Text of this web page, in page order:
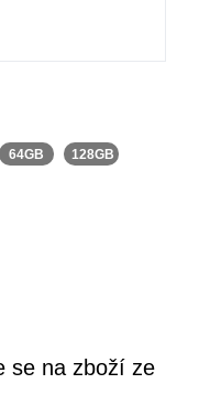
64GB 128GB
se na zboží ze